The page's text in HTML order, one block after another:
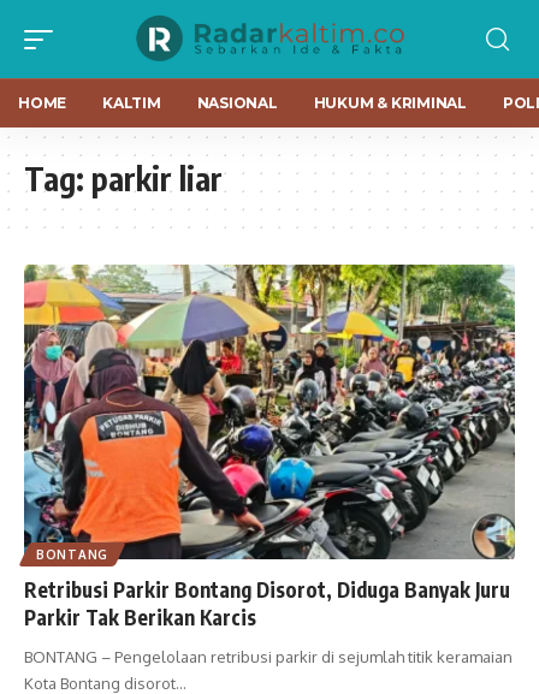
HOME KALTIM NASIONAL HUKUM & KRIMINAL
Tag: parkir liar
BONTANG
Retribusi Parkir Bontang Disorot, Diduga Banyak Juru
Parkir Tak Berikan Karcis
BONTANG – Pengelolaan retribusi parkir di sejumlah titik keramaian
Kota Bontang disorot…